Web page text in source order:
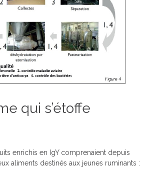
qui s’étoffe
enrichis en IgY comprenaient depuis
aliments destinés aux jeunes ruminants :